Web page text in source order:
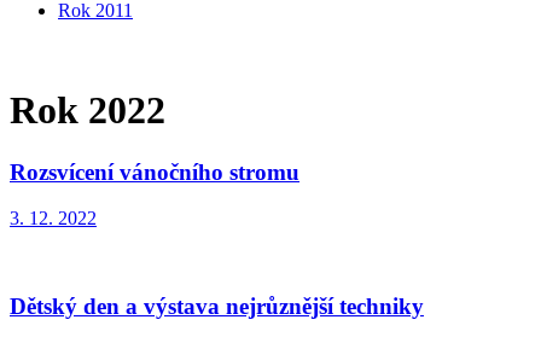
Rok 2011
Rok 2022
Rozsvícení vánočního stromu
3. 12. 2022
Dětský den a výstava nejrůznější techniky